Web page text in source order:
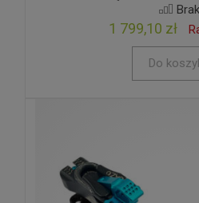
Brak
1 799,10 zł
Do